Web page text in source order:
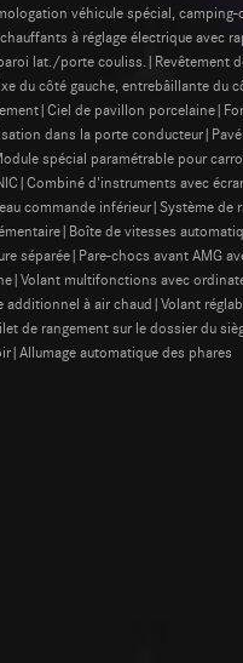
véhicule spécial,
à réglage électrique avec
lat./porte couliss.|Revêtement
du côté gauche, entrebâillante du
de pavillon
dans la porte
spécial paramétrable pour
d'instruments avec
commande inférieur|Système de
de vitesses
séparée|Pare-chocs avant AMG
multifonctions avec
à air chaud|Volant
de rangement sur le dossier du
automatique des phares